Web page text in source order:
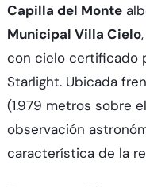
Capilla del Monte
Municipal Villa Cielo
con cielo certificado
Starlight. Ubicada
(1.979 metros sobre
observación
característica de la